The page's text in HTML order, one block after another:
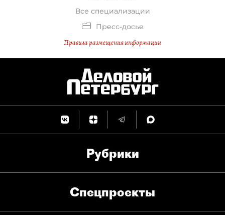
Все специализации
Пресс-досье
Правила размещения информации
Рубрики
Спец­проекты